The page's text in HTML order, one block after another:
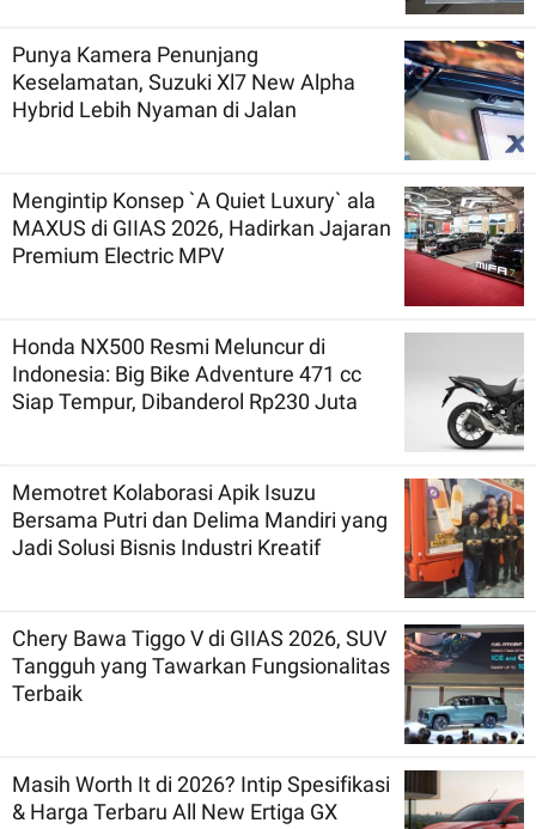
Punya Kamera Penunjang
Keselamatan, Suzuki Xl7 New Alpha
Hybrid Lebih Nyaman di Jalan
Mengintip Konsep `A Quiet Luxury` ala
MAXUS di GIIAS 2026, Hadirkan Jajaran
Premium Electric MPV
Honda NX500 Resmi Meluncur di
Indonesia: Big Bike Adventure 471 cc
Siap Tempur, Dibanderol Rp230 Juta
Memotret Kolaborasi Apik Isuzu
Bersama Putri dan Delima Mandiri yang
Jadi Solusi Bisnis Industri Kreatif
Chery Bawa Tiggo V di GIIAS 2026, SUV
Tangguh yang Tawarkan Fungsionalitas
Terbaik
Masih Worth It di 2026? Intip Spesifikasi
& Harga Terbaru All New Ertiga GX